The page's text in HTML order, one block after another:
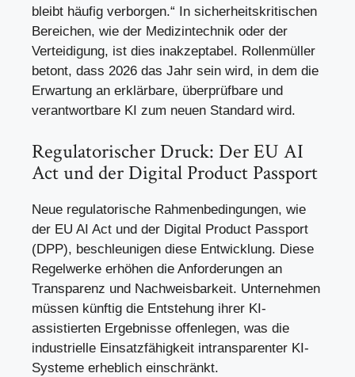
bleibt häufig verborgen.“ In sicherheitskritischen
Bereichen, wie der Medizintechnik oder der
Verteidigung, ist dies inakzeptabel. Rollenmüller
betont, dass 2026 das Jahr sein wird, in dem die
Erwartung an erklärbare, überprüfbare und
verantwortbare KI zum neuen Standard wird.
Regulatorischer Druck: Der EU AI
Act und der Digital Product Passport
Neue regulatorische Rahmenbedingungen, wie
der EU AI Act und der Digital Product Passport
(DPP), beschleunigen diese Entwicklung. Diese
Regelwerke erhöhen die Anforderungen an
Transparenz und Nachweisbarkeit. Unternehmen
müssen künftig die Entstehung ihrer KI-
assistierten Ergebnisse offenlegen, was die
industrielle Einsatzfähigkeit intransparenter KI-
Systeme erheblich einschränkt.